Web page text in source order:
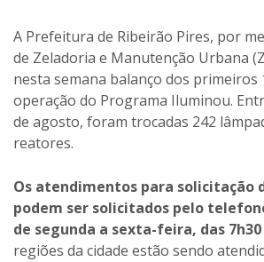
A Prefeitura de Ribeirão Pires, por
de Zeladoria e Manutenção Urbana
nesta semana balanço dos primeiros
operação do Programa Iluminou.
de agosto, foram trocadas 242
reatores.
Os atendimentos para solicitação
podem ser solicitados pelo
de segunda a sexta-feira, das 7h30
regiões da cidade estão sendo